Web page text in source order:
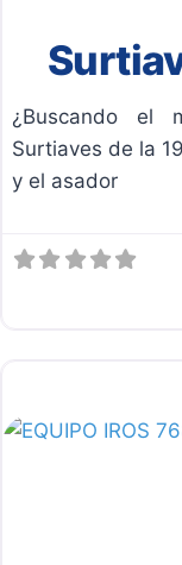
¿Buscando el
Surtiaves de la
y el asador